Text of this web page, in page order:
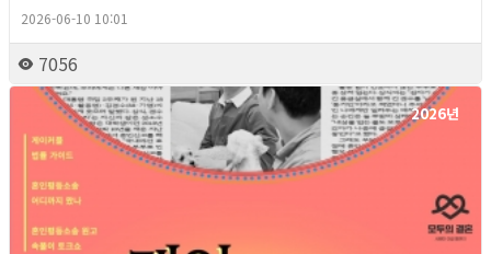
2026-06-10 10:01
7056
2026년